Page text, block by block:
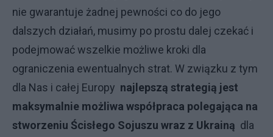
nie gwarantuje żadnej pewności co do jego
dalszych działań, musimy po prostu dalej czekać i
podejmować wszelkie możliwe kroki dla
ograniczenia ewentualnych strat. W związku z tym
dla Nas i całej Europy najlepszą strategią jest
maksymalnie możliwa współpraca polegająca na
stworzeniu Ścisłego Sojuszu wraz z Ukrainą dla